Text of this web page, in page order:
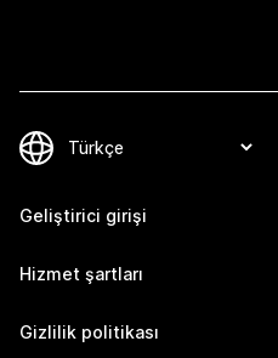
Geliştirici girişi
Hizmet şartları
Gizlilik politikası